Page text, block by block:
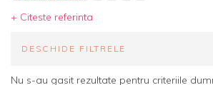
+ Citeste referinta
DESCHIDE FILTRELE
Nu s-au gasit rezultate pentru criteriile